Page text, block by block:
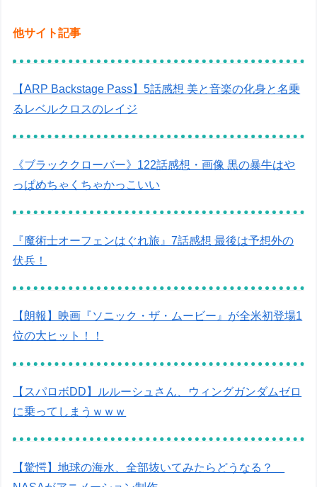
他サイト記事
【ARP Backstage Pass】5話感想 美と音楽の化身と名乗
るレベルクロスのレイジ
《ブラッククローバー》122話感想・画像 黒の暴牛はや
っぱめちゃくちゃかっこいい
『魔術士オーフェンはぐれ旅』7話感想 最後は予想外の
伏兵！
【朗報】映画『ソニック・ザ・ムービー』が全米初登場1
位の大ヒット！！
【スパロボDD】ルルーシュさん、ウィングガンダムゼロ
に乗ってしまうｗｗｗ
【驚愕】地球の海水、全部抜いてみたらどうなる？